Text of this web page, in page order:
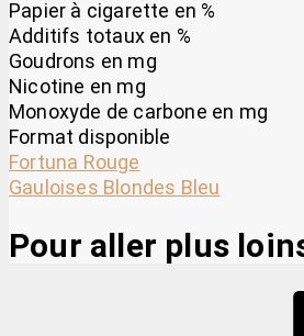
Papier à cigarette en %
Additifs totaux en %
Goudrons en mg
Nicotine en mg
Monoxyde de carbone en mg
Format disponible
Fortuna Rouge
Gauloises Blondes Bleu
Pour aller plus